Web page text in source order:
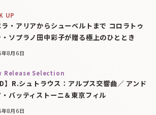
UP
ラ・アリアからシューベルトまで コロラトゥ
・ソプラノ田中彩子が贈る極上のひととき
8月6日
Release Selection
】R.シュトラウス：アルプス交響曲／ アンド
・バッティストーニ＆東京フィル
8月6日